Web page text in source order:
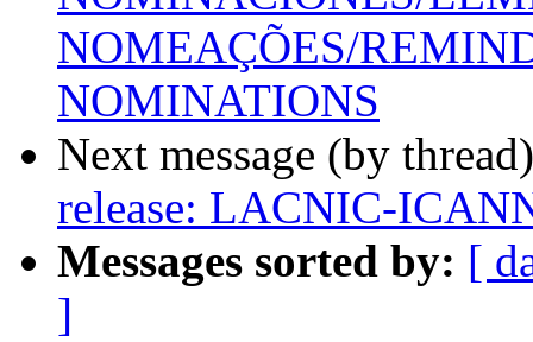
NOMEAÇÕES/
NOMINATIONS
Next message (by
release: LACNIC-
Messages sorted by: [
]